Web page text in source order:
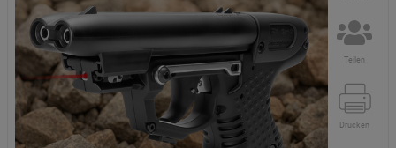
Teilen
Drucken